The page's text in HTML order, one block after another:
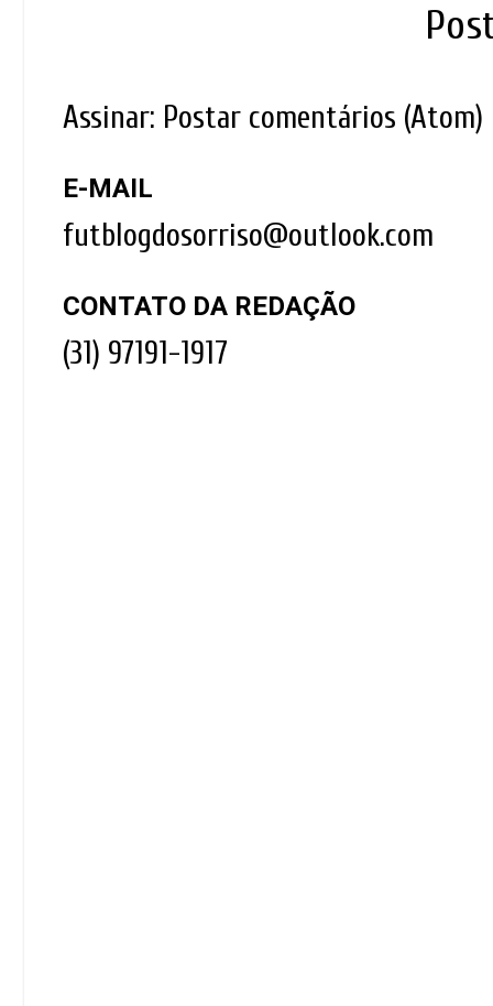
Assinar: Postar comentários (Atom)
E-MAIL
futblogdosorriso@outlook.com
CONTATO DA REDAÇÃO
(31) 97191-1917